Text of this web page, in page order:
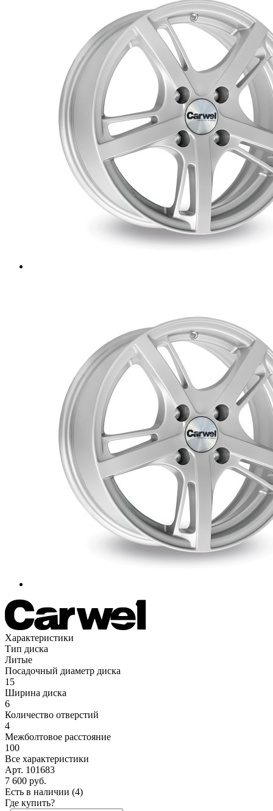
Характеристики
Тип диска
Литые
Посадочный диаметр диска
15
Ширина диска
6
Количество отверстий
4
Межболтовое расстояние
100
Все характеристики
Арт. 101683
7 600 руб.
Есть в наличии (4)
Где купить?